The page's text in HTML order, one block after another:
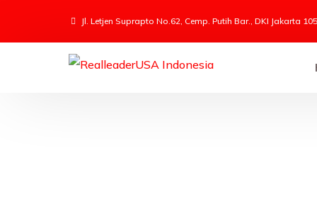
Jl. Letjen Suprapto No.62, Cemp. Putih Bar., DKI Jakarta